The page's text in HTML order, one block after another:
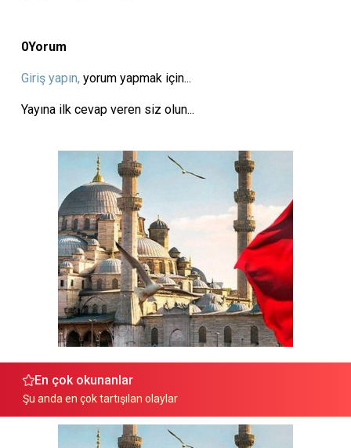
0Yorum
Giriş yapın, yorum yapmak için...
Yayına ilk cevap veren siz olun...
En çok okunanlar
Şu anda en çok tartışılan olaylar